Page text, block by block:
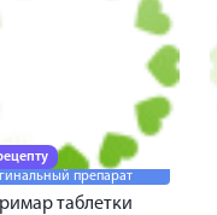
препарат
таблетки